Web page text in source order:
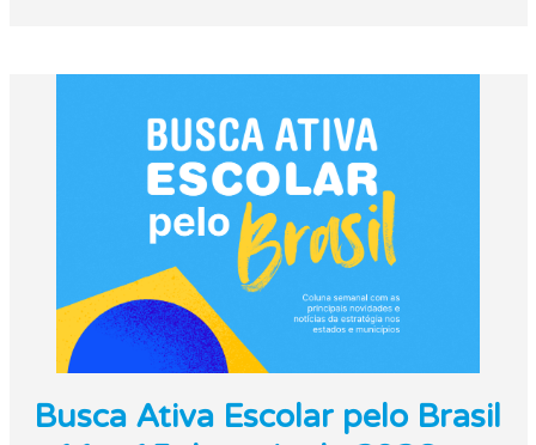
Busca Ativa Escolar pelo Brasil